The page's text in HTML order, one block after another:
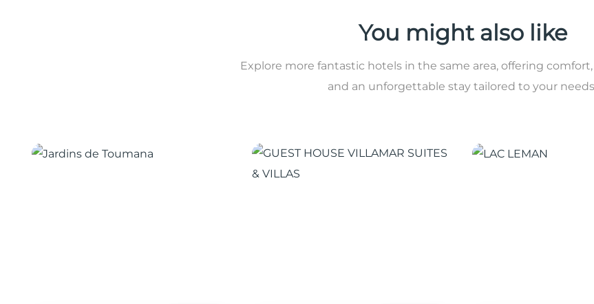
You might also like
Explore more fantastic hotels in the same area, offering
and an unforgettable stay tailored to your